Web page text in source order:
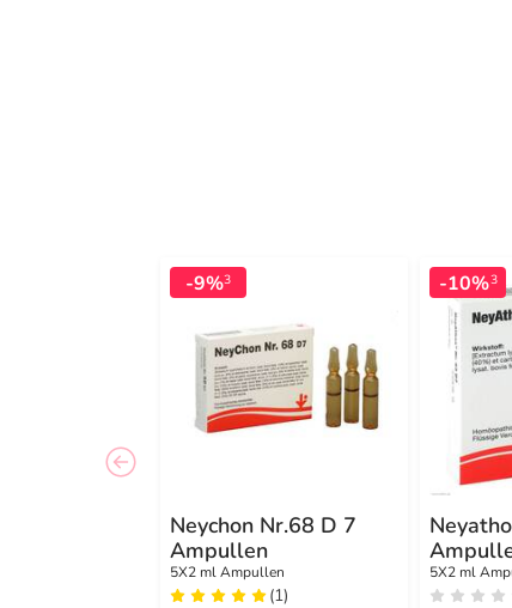
-9%3
Neychon Nr.68 D 7
Ampullen
5X2 ml Ampullen
(1)
-10%3
5X2 ml